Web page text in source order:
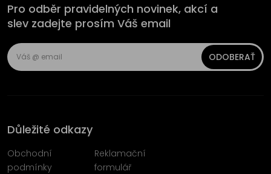
Pro odběr pravidelných novinek, akcí a
slev zadejte prosím Váš email
ODOBERAŤ
Důležité odkazy
Obchodní
podmínky
Reklamační
formulář